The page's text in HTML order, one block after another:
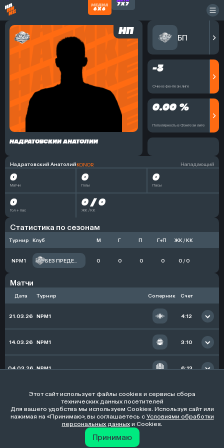
НП
НАДРАТОВСКИЙ АНАТОЛИЙ
-3
Очки в фентези лиге
0.00 %
Популярность в Фэнтези лиге
БП
Надратовский АнатолийKONOR Нападающий
0
Матчи
0
Голы
0
Пасы
0
Гол + пас
0 / 0
ЖК / КК
Статистика по сезонам
Турнир Клуб М Г П Г+П ЖК / КК
NPM1 0 0 0 0 0 / 0
Матчи
Дата Турнир Соперник Счет
21.03.26 NPM1 4:12
Запас
14.03.26 NPM1 3:10
Запас
04.03.26 NPM1 6:13
07.02.26 NPM1 5:6
Начал игру Запас
Этот сайт использует файлы cookies и сервисы сбора
технических данных посетителей
Для вашего удобства мы используем Cookies. Используя сайт или
нажимая на «Принимаю», вы соглашаетесь с Условиями обработки
персональных данныхи Cookies.
Принимаю